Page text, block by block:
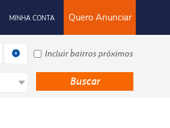
Quero Anunciar
MINHA CONTA
Incluir bairros próximos